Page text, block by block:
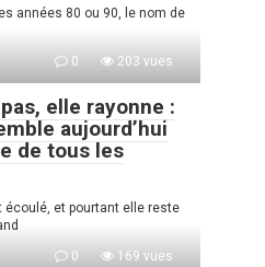
années 80 ou 90, le nom de
0 203 vues
elle rayonne :
aujourd’hui
de tous les
écoulé, et pourtant elle reste
0 169 vues